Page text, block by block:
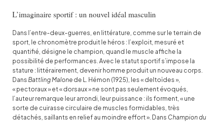
L’imaginaire sportif : un nouvel idéal masculin
Dans l’entre-deux-guerres, en littérature, comme sur le terrain de
sport, le chronomètre produit le héros : l’exploit, mesuré et
quantifié, désigne le champion, quand le muscle affiche la
possibilité de performances. Avec le statut sportif s’impose la
stature : littérairement, devenir homme produit un nouveau corps.
Dans Battling Malone de L. Hémon (1925), les « deltoïdes »,
« pectoraux » et « dorsaux » ne sont pas seulement évoqués,
l’auteur remarque leur arrondi, leur puissance : ils forment, « une
sorte de cuirasse circulaire de muscles formidables, très
détachés, saillants en relief au moindre effort ». Dans Champion du